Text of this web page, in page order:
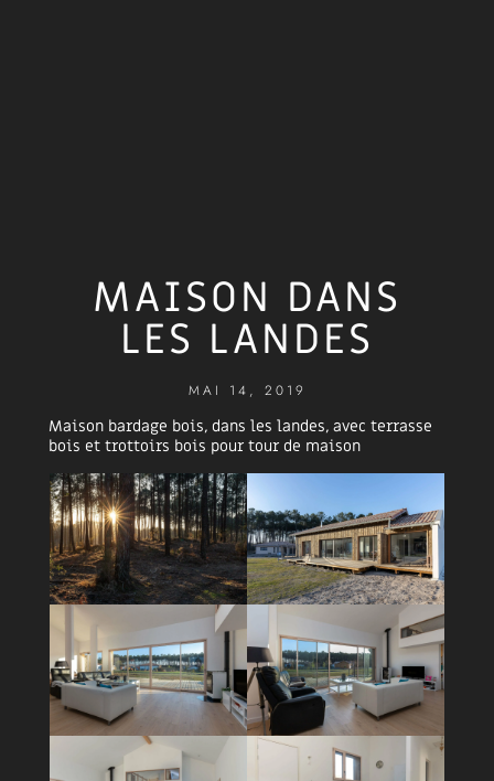
MAISON DANS
LES LANDES
MAI 14, 2019
Maison bardage bois, dans les landes, avec terrasse
bois et trottoirs bois pour tour de maison